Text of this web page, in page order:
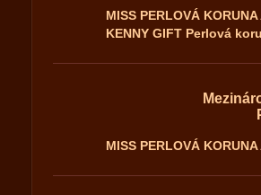
MISS PERLOVÁ
KENNY GIFT Perlová
MISS PERLOVÁ